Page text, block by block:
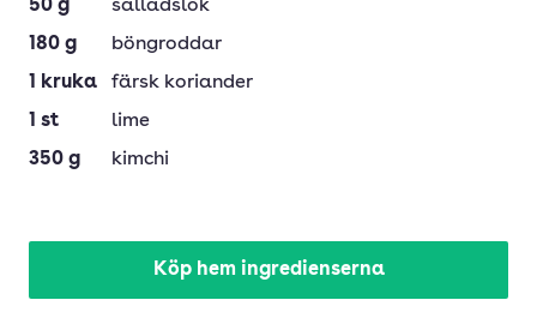
50 g
salladslök
180 g
böngroddar
1
kruka
färsk koriander
1 st
lime
350 g kimchi
Köp hem ingredienserna